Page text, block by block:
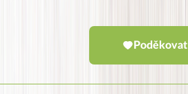
Poděkovat